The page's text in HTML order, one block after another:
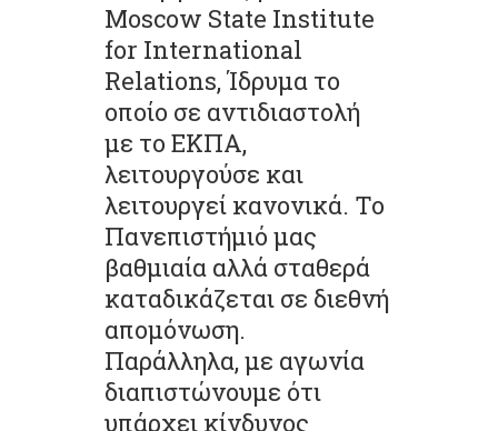
Moscow State Institute
for International
Relations, Ίδρυμα το
οποίο σε αντιδιαστολή
με το ΕΚΠΑ,
λειτουργούσε και
λειτουργεί κανονικά. Το
Πανεπιστήμιό μας
βαθμιαία αλλά σταθερά
καταδικάζεται σε διεθνή
απομόνωση.
Παράλληλα, με αγωνία
διαπιστώνουμε ότι
υπάρχει κίνδυνος